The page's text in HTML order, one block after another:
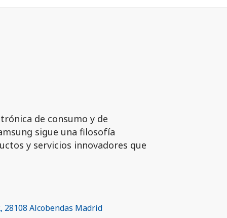
de consumo y de
sigue una filosofía
y servicios innovadores que
28108 Alcobendas Madrid